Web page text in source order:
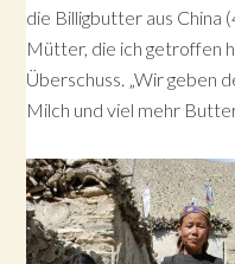
die Billigbutter aus China
Mütter, die ich getroffen
Überschuss. „Wir geben
Milch und viel mehr